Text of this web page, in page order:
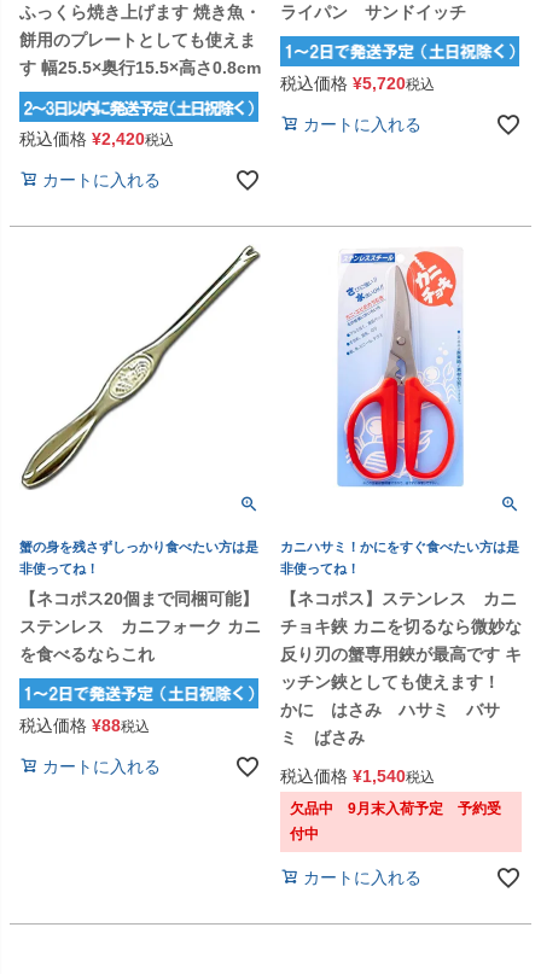
ふっくら焼き上げます 焼き魚・
餅用のプレートとしても使えま
す 幅25.5×奥行15.5×高さ0.8cm
税込価格 ¥2,420税込
カートに入れる
ライパン サンドイッチ
税込価格 ¥5,720税込
カートに入れる
蟹の身を残さずしっかり食べたい方は是
非使ってね！
【ネコポス20個まで同梱可能】
ステンレス カニフォーク カニ
を食べるならこれ
税込価格 ¥88税込
カートに入れる
カニハサミ！かにをすぐ食べたい方は是
非使ってね！
【ネコポス】ステンレス カニ
チョキ鋏 カニを切るなら微妙な
反り刃の蟹専用鋏が最高です キ
ッチン鋏としても使えます！
かに はさみ ハサミ バサ
ミ ばさみ
税込価格 ¥1,540税込
欠品中 9月末入荷予定 予約受
付中
カートに入れる